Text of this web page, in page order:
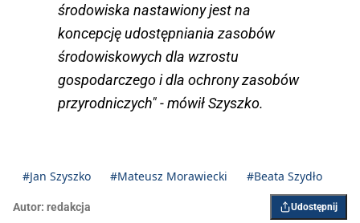
środowiska nastawiony jest na
koncepcję udostępniania zasobów
środowiskowych dla wzrostu
gospodarczego i dla ochrony zasobów
przyrodniczych" - mówił Szyszko.
#Jan Szyszko #Mateusz Morawiecki #Beata Szydło
Autor: redakcja Udostępnij